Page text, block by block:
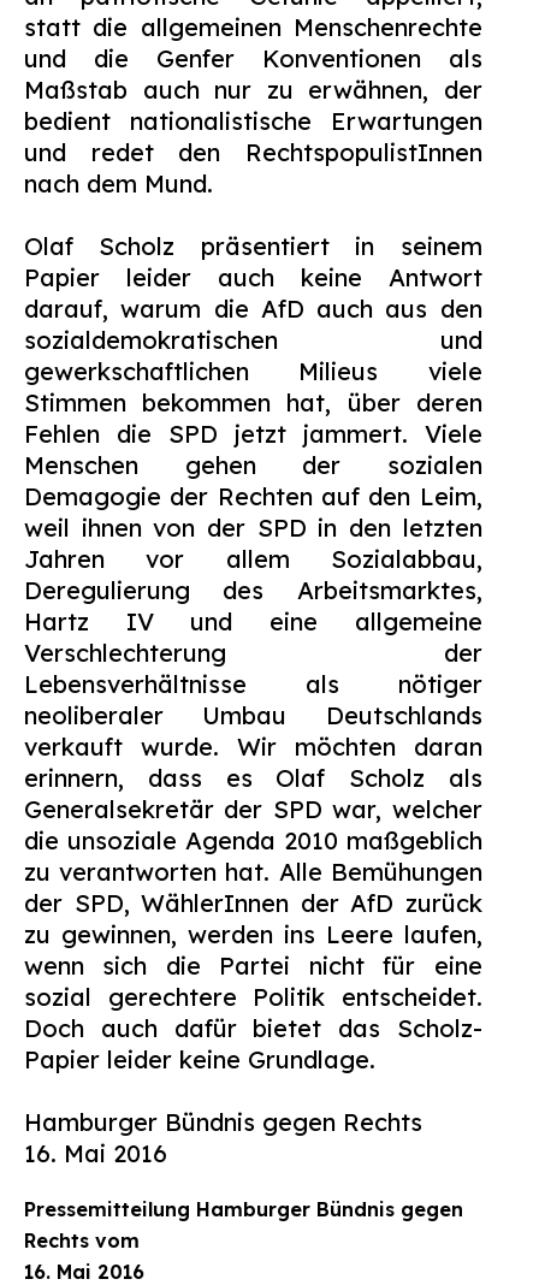
statt die allgemeinen Menschenrechte
und die Genfer Konventionen als
Maßstab auch nur zu erwähnen, der
bedient nationalistische Erwartungen
und redet den RechtspopulistInnen
nach dem Mund.
Olaf Scholz präsentiert in seinem
Papier leider auch keine Antwort
darauf, warum die AfD auch aus den
sozialdemokratischen und
gewerkschaftlichen Milieus viele
Stimmen bekommen hat, über deren
Fehlen die SPD jetzt jammert. Viele
Menschen gehen der sozialen
Demagogie der Rechten auf den Leim,
weil ihnen von der SPD in den letzten
Jahren vor allem Sozialabbau,
Deregulierung des Arbeitsmarktes,
Hartz IV und eine allgemeine
Verschlechterung der
Lebensverhältnisse als nötiger
neoliberaler Umbau Deutschlands
verkauft wurde. Wir möchten daran
erinnern, dass es Olaf Scholz als
Generalsekretär der SPD war, welcher
die unsoziale Agenda 2010 maßgeblich
zu verantworten hat. Alle Bemühungen
der SPD, WählerInnen der AfD zurück
zu gewinnen, werden ins Leere laufen,
wenn sich die Partei nicht für eine
sozial gerechtere Politik entscheidet.
Doch auch dafür bietet das Scholz-
Papier leider keine Grundlage.
Hamburger Bündnis gegen Rechts
16. Mai 2016
Pressemitteilung Hamburger Bündnis gegen
Rechts vom
16. Mai 2016